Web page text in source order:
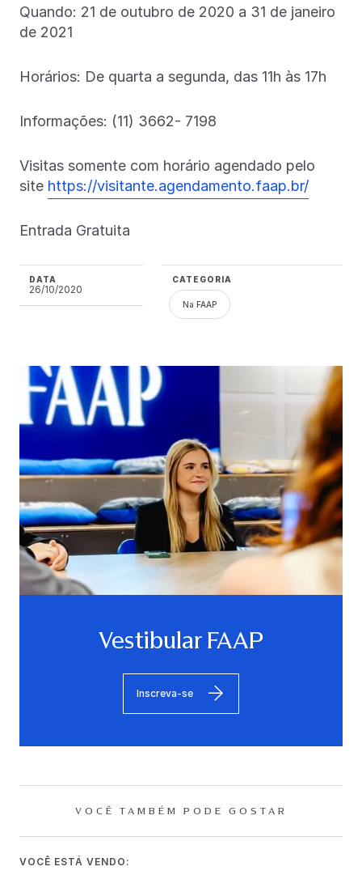
Quando: 21 de outubro de 2020 a 31 de janeiro
de 2021
Horários: De quarta a segunda, das 11h às 17h
Informações: (11) 3662- 7198
Visitas somente com horário agendado pelo
site https://visitante.agendamento.faap.br/
Entrada Gratuita
DATA
26/10/2020
CATEGORIA
Na FAAP
Vestibular FAAP
Inscreva-se
VOCÊ TAMBÉM PODE GOSTAR
VOCÊ ESTÁ VENDO: